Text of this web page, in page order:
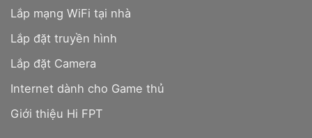
Lắp mạng WiFi tại nhà
Lắp đặt truyền hình
Lắp đặt Camera
Internet dành cho Game thủ
Giới thiệu Hi FPT